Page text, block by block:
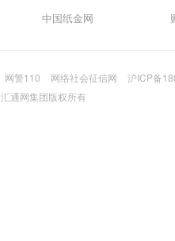
中国纸金网
网警110 网络社会征信网
沪ICP备
汇通网集团版权所有